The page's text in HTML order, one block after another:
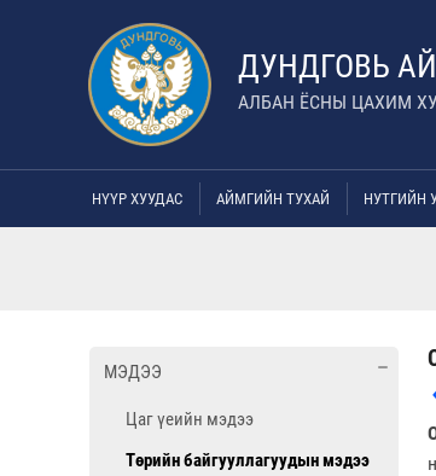
ДУНДГОВЬ
АЛБАН ЁСНЫ ЦАХИМ
НҮҮР ХУУДАС АЙМГИЙН ТУХАЙ НУТГИЙН
МЭДЭЭ
Цаг үеийн мэдээ
Төрийн байгууллагуудын мэдээ